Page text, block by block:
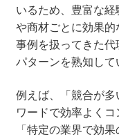
いるため、豊富な
や商材ごとに効果
事例を扱ってきた
パターンを熟知して
例えば、「競合が
ワードで効率よく
「特定の業界で効